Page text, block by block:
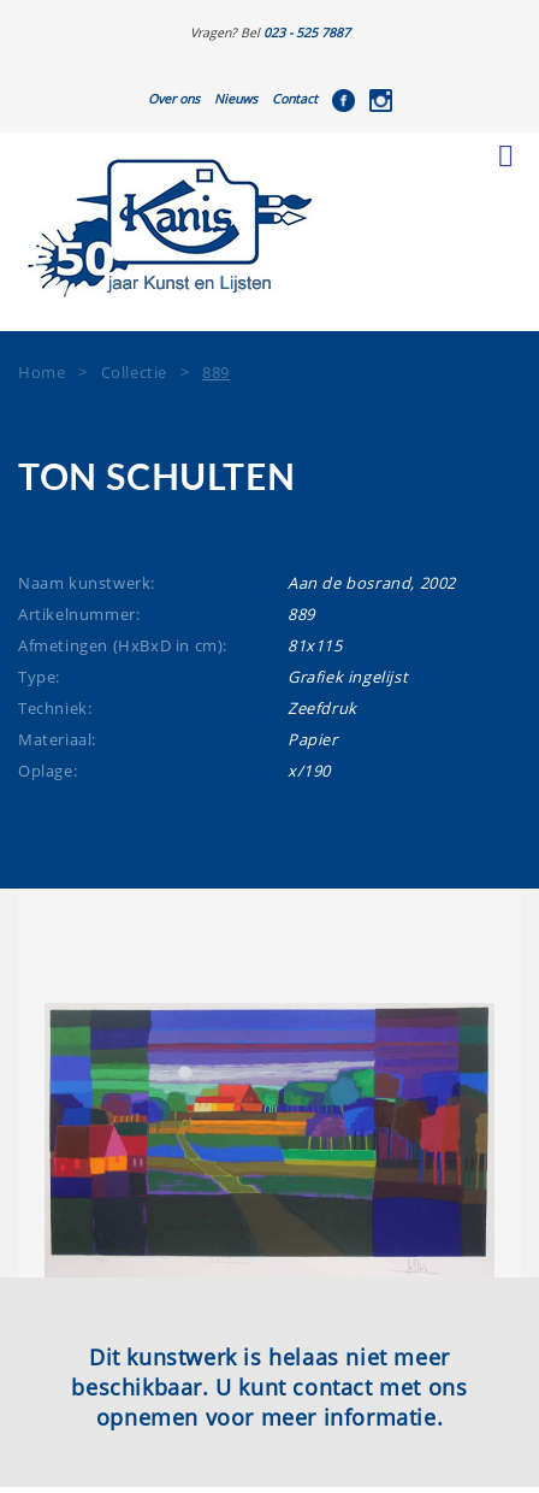
Vragen? Bel 023 - 525 7887
Over ons Nieuws Contact
Home > Collectie > 889
TON SCHULTEN
Naam kunstwerk:
Aan de bosrand, 2002
Artikelnummer:
889
Afmetingen (HxBxD in cm):
81x115
Type:
Grafiek ingelijst
Techniek:
Zeefdruk
Materiaal:
Papier
Oplage:
x/190
Dit kunstwerk is helaas niet meer
beschikbaar. U kunt contact met ons
opnemen voor meer informatie.